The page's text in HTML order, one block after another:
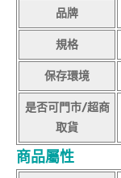
品牌
規格
保存環境
是否可門市/超商
取貨
商品屬性